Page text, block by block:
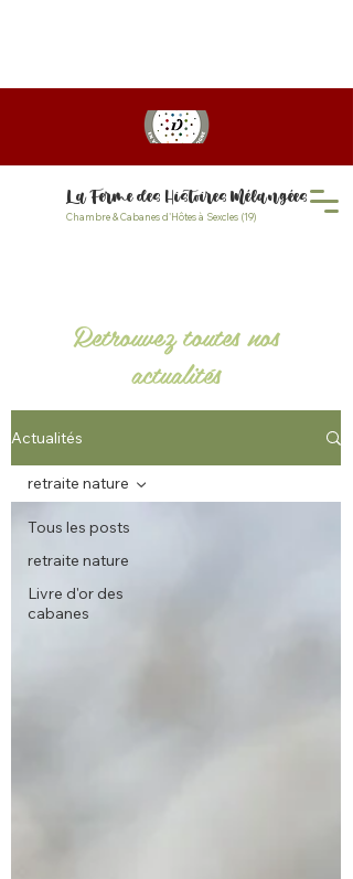
La Ferme des Histoires Mélangées
Chambre & Cabanes d'Hôtes à Sexcles (19)
Retrouvez toutes nos
actualités
Actualités
Tous les posts
retraite nature
Livre d'or des
cabanes
retraite nature